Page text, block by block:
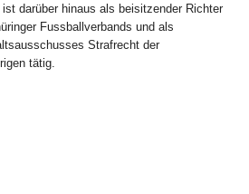
darüber hinaus als beisitzender Richter
Fussballverbands und als
Strafrecht der
tätig.